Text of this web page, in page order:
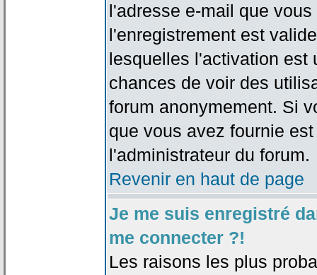
l'adresse e-mail que
l'enregistrement est
lesquelles l'activation est
chances de voir des
forum anonymement. Si
que vous avez fournie
l'administrateur du forum.
Revenir en haut de page
Je me suis enregistré
me connecter ?!
Les raisons les plus